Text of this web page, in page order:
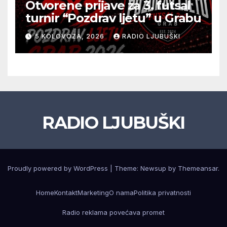
Otvorene prijave za 3. futsal
turnir “Pozdrav ljetu” u Grabu
5 KOLOVOZA, 2026 RADIO LJUBUŠKI
RADIO LJUBUŠKI
Proudly powered by WordPress Theme: Newsup by Themeansar.
HomeKontaktMarketingO namaPolitika privatnosti
Radio reklama povećava promet